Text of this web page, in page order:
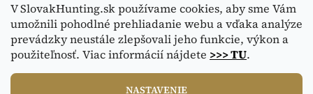
V SlovakHunting.sk používame cookies, aby sme Vám
umožnili pohodlné prehliadanie webu a vďaka analýze
prevádzky neustále zlepšovali jeho funkcie, výkon a
použiteľnosť. Viac informácií nájdete >>> TU.
NASTAVENIE